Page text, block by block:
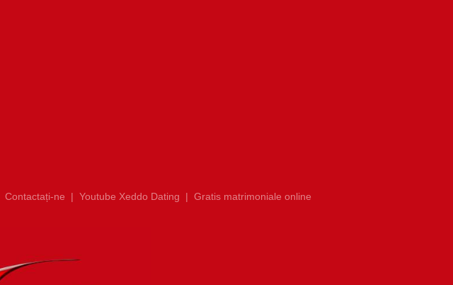
Contactați-ne | Youtube Xeddo Dating | Gratis matrimoniale online